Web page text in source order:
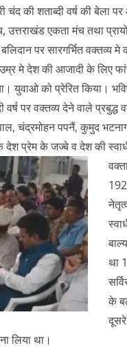
चंद की शताब्दी वर्ष की
उत्तराखंड एकता मंच तथा
पर सारगर्भित
मे देश की आजादी के लिए
युवाओ को प्रेरित किया।
पर वक्तव्य देने वाले
चंद्रमोहन पपनैं, कुमुद
प्रेम के जज्बे व देश की
था
के
दूसरे
लिया था।